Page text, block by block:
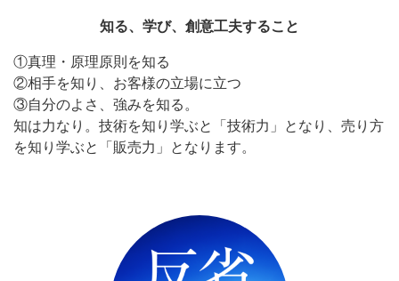
知る、学び、創意工夫すること
①真理・原理原則を知る
②相手を知り、お客様の立場に立つ
③自分のよさ、強みを知る。
知は力なり。技術を知り学ぶと「技術力」となり、売り方
を知り学ぶと「販売力」となります。